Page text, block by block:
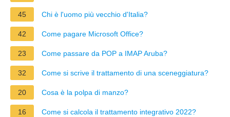
45 Chi è l'uomo più vecchio d'Italia?
42 Come pagare Microsoft Office?
23 Come passare da POP a IMAP Aruba?
32 Come si scrive il trattamento di una sceneggiatura?
20 Cosa è la polpa di manzo?
16 Come si calcola il trattamento integrativo 2022?